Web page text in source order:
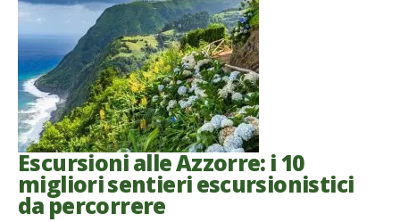
Escursioni alle Azzorre: i 10
migliori sentieri escursionistici
da percorrere